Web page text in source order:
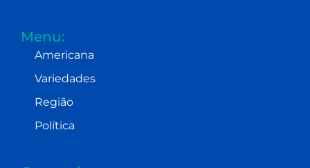
Menu:
Americana
Variedades
Região
Política